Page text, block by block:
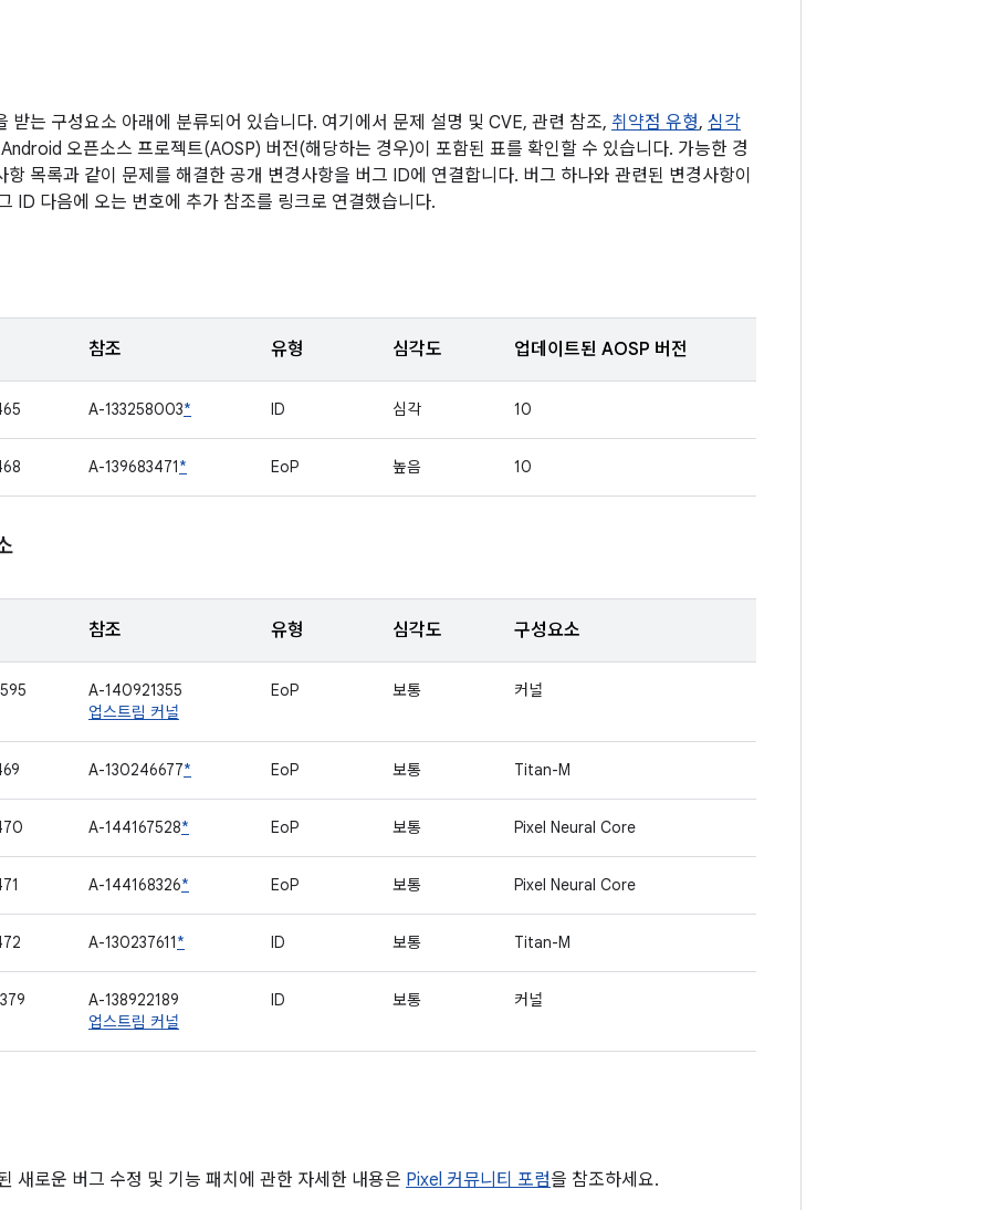
받는 구성요소 아래에 분류되어 있습니다. 여기에서 문제 설명 및 CVE, 관련 참조, 취약점 유형, 심각
오픈소스 프로젝트(AOSP) 버전(해당하는 경우)이 포함된 표를 확인할 수 있습니다. 가능한 경
항 목록과 같이 문제를 해결한 공개 변경사항을 버그 ID에 연결합니다. 버그 하나와 관련된 변경사항이
ID 다음에 오는 번호에 추가 참조를 링크로 연결했습니다.
참조 유형 심각도 업데이트된 AOSP 버전
A-133258003* ID 심각 10
A-139683471* EoP 높음 10
참조 유형 심각도 구성요소
A-140921355
업스트림 커널
EoP 보통 커널
A-130246677* EoP 보통 Titan-M
A-144167528* EoP 보통 Pixel Neural Core
A-144168326* EoP 보통 Pixel Neural Core
A-130237611* ID 보통 Titan-M
A-138922189
업스트림 커널
ID 보통 커널
새로운 버그 수정 및 기능 패치에 관한 자세한 내용은 Pixel 커뮤니티 포럼을 참조하세요.